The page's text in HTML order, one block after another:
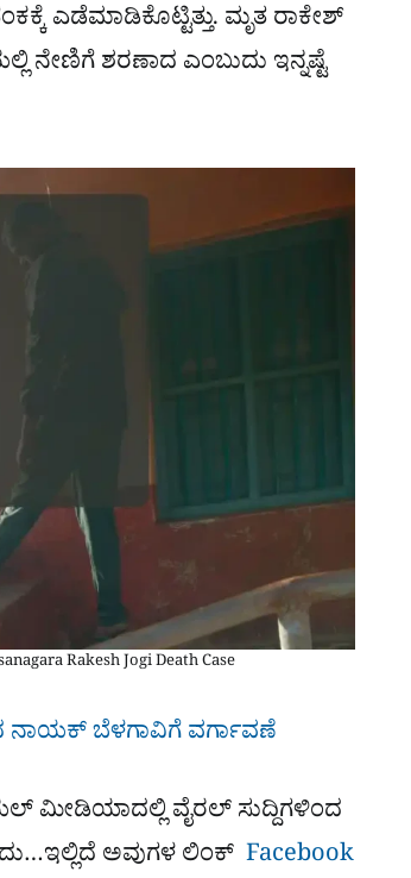
ಎಡೆಮಾಡಿಕೊಟ್ಟಿತ್ತು. ಮೃತ ರಾಕೇಶ್
ಶರಣಾದ ಎಂಬುದು ಇನ್ನಷ್ಟೆ
Rakesh Jogi Death Case
ನಾಯಕ್ ಬೆಳಗಾವಿಗೆ ವರ್ಗಾವಣೆ
ಮೀಡಿಯಾದಲ್ಲಿ ವೈರಲ್​ ಸುದ್ದಿಗಳಿಂದ
ಅವುಗಳ ಲಿಂಕ್ Facebook